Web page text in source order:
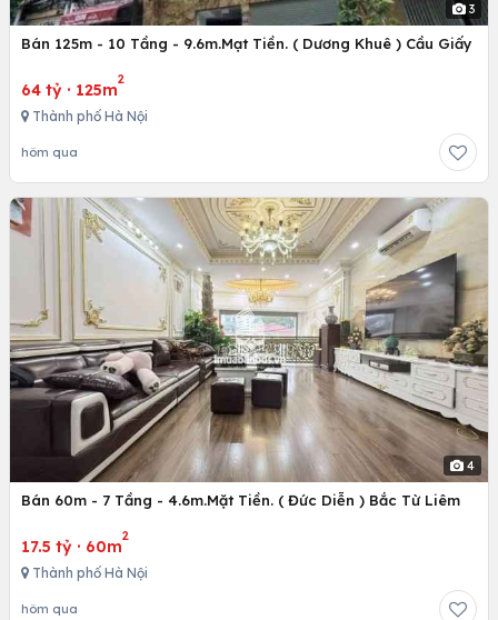
3
Bán 125m - 10 Tầng - 9.6m.Mạt Tiền. ( Dương Khuê ) Cầu Giấy
64 tỷ · 125m
2
Thành phố Hà Nội
hôm qua
4
Bán 60m - 7 Tầng - 4.6m.Mặt Tiền. ( Đức Diễn ) Bắc Từ Liêm
17.5 tỷ · 60m
2
Thành phố Hà Nội
hôm qua